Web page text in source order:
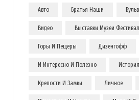
Авто Братья Наши
Видео Выставки Музеи
Горы И Пещеры Дизенгофф
И Интересно И Полезно История
Крепости И Замки Личное